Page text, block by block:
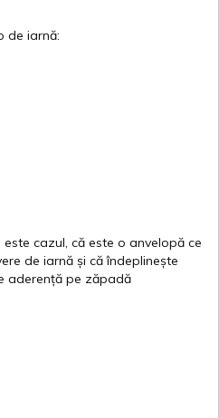
de iarnă:
este cazul, că este o anvelopă ce
de iarnă și că îndeplinește
aderență pe zăpadă